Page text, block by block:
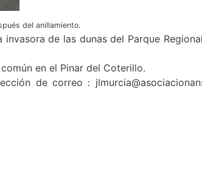
del anillamiento.
de las dunas del Parque
en el Pinar del Coterillo.
de correo :